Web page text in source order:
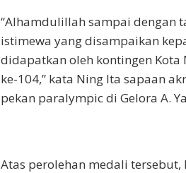
“Alhamdulillah sampai dengan
istimewa yang disampaikan
didapatkan oleh kontingen
ke-104,” kata Ning Ita sapaan
pekan paralympic di Gelora A.
Atas perolehan medali